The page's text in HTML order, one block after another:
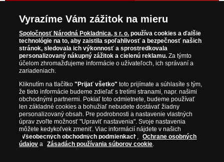
WWW.NARODNAPOKLADNICA.SK
Prosím informujte ma, akonáhle bude produkt opäť
skladom.
NAŠE ZÁRUKY
Bezpečný nákup
Certifikát SSL
Vyrazíme Vám zážitok na mieru
Spoločnosť Národná Pokladnica, s r. o. používa cookies a ďalšie
technológie na to, aby zaistila spoľahlivosť a bezpečnosť našich
stránok, sledovala ich výkonnosť a sprostredkovala
personalizovaný nákupný zážitok a cielenú reklamu. Za týmto
účelom zhromažďujeme informácie o užívateľoch, ich správaní a
zariadeniach.
Kliknutím na tlačítko"Prijať všetko" toto prijímate a súhlasíte s tým,
že tieto informácie budeme zdieľať s tretími stranami, napr. našimi
obchodnými partnermi. Pokiaľ toto odmietnete, budeme používať
len základné cookies a bohužiaľ nebudete dostávať žiadny
personalizovaný obsah. Pre podrobnosti a nastavenie vlastných
úprav zvoľte možnosť "Upraviť nastavenia". Svoje nastavenia
môžete kedykoľvek zmeniť. Viac informácií nájdete v našich
Všeobecných obchodných podmienkach ,
Ochrane osobných
údajov a Zásadách používania súborov cookie.